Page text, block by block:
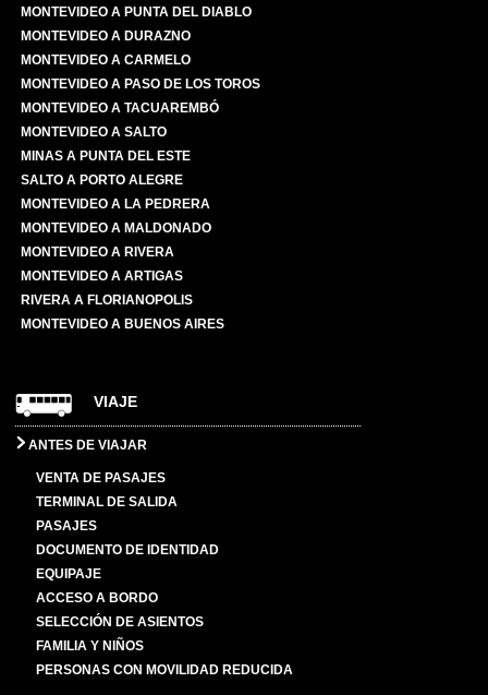
MONTEVIDEO A PUNTA DEL DIABLO
MONTEVIDEO A DURAZNO
MONTEVIDEO A CARMELO
MONTEVIDEO A PASO DE LOS TOROS
MONTEVIDEO A TACUAREMBÓ
MONTEVIDEO A SALTO
MINAS A PUNTA DEL ESTE
SALTO A PORTO ALEGRE
MONTEVIDEO A LA PEDRERA
MONTEVIDEO A MALDONADO
MONTEVIDEO A RIVERA
MONTEVIDEO A ARTIGAS
RIVERA A FLORIANOPOLIS
MONTEVIDEO A BUENOS AIRES
VIAJE
ANTES DE VIAJAR
VENTA DE PASAJES
TERMINAL DE SALIDA
PASAJES
DOCUMENTO DE IDENTIDAD
EQUIPAJE
ACCESO A BORDO
SELECCIÓN DE ASIENTOS
FAMILIA Y NIÑOS
PERSONAS CON MOVILIDAD REDUCIDA